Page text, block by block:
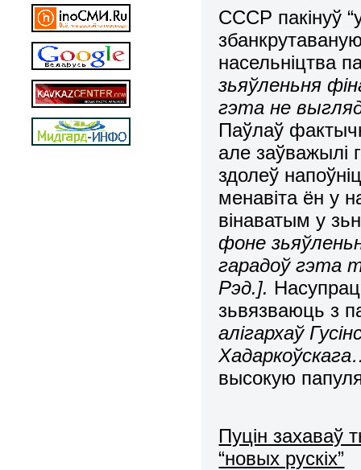
СССР пакінуў
насельніцтва
зьяўленьня
гэта не
Паўлаў
але заўважылі
здолеў
менавіта ён у
вінаватым у
фоне
гарадоў гэта
Рэд.].
зьвязваюць з
алігархаў
высокую
Пуцін захаваў
“новых рускіх”